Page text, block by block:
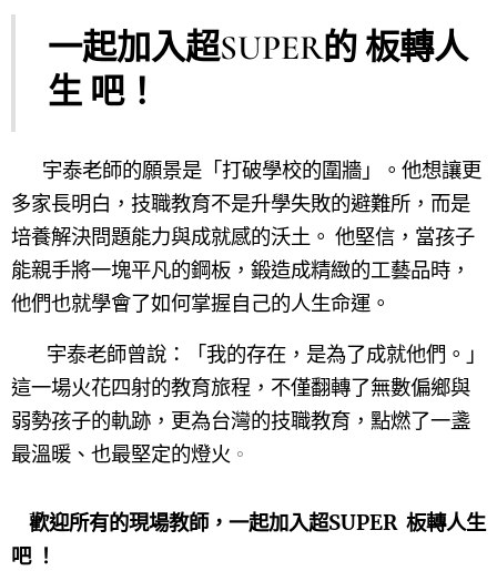
一起加入超SUPER的 板轉人
生 吧！
宇泰老師的願景是「打破學校的圍牆」。他想讓更
多家長明白，技職教育不是升學失敗的避難所，而是
培養解決問題能力與成就感的沃土。 他堅信，當孩子
能親手將一塊平凡的鋼板，鍛造成精緻的工藝品時，
他們也就學會了如何掌握自己的人生命運。
宇泰老師曾說：「我的存在，是為了成就他們。」
這一場火花四射的教育旅程，不僅翻轉了無數偏鄉與
弱勢孩子的軌跡，更為台灣的技職教育，點燃了一盞
最溫暖、也最堅定的燈火 。
歡迎所有的現場教師，一起加入超SUPER 板轉人生
吧 ！